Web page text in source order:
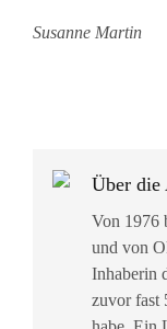
Susanne Martin
Über die
Von 1976
und von
Inhaberin
zuvor fast